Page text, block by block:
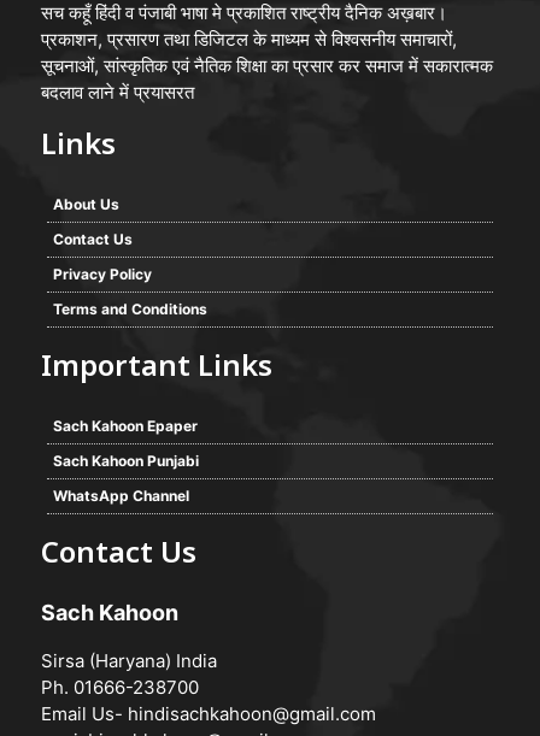
सच कहूँ हिंदी व पंजाबी भाषा मे प्रकाशित राष्ट्रीय दैनिक अख़बार।
प्रकाशन, प्रसारण तथा डिजिटल के माध्यम से विश्वसनीय समाचारों,
सूचनाओं, सांस्कृतिक एवं नैतिक शिक्षा का प्रसार कर समाज में सकारात्मक
बदलाव लाने में प्रयासरत
Links
About Us
Contact Us
Privacy Policy
Terms and Conditions
Important Links
Sach Kahoon Epaper
Sach Kahoon Punjabi
WhatsApp Channel
Contact Us
Sach Kahoon
Sirsa (Haryana) India
Ph. 01666-238700
Email Us- hindisachkahoon@gmail.com